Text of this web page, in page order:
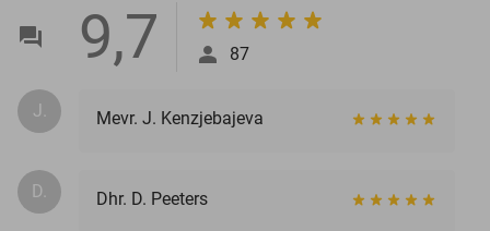
9,7 87
J. Mevr. J. Kenzjebajeva
D. Dhr. D. Peeters